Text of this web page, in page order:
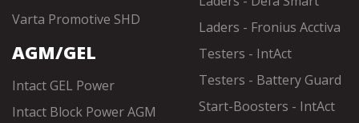
Varta Promotive SHD
AGM/GEL
Intact GEL Power
Intact Block Power AGM
Laders - Fronius Acctiva
Testers - IntAct
Testers - Battery Guard
Start-Boosters - IntAct